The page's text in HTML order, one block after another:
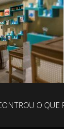
O QUE